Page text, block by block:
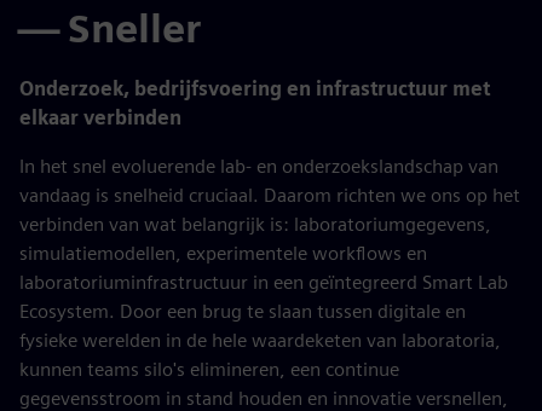
— Sneller
Onderzoek, bedrijfsvoering en infrastructuur met
elkaar verbinden
In het snel evoluerende lab- en onderzoekslandschap van
vandaag is snelheid cruciaal. Daarom richten we ons op het
verbinden van wat belangrijk is: laboratoriumgegevens,
simulatiemodellen, experimentele workflows en
laboratoriuminfrastructuur in een geïntegreerd Smart Lab
Ecosystem. Door een brug te slaan tussen digitale en
fysieke werelden in de hele waardeketen van laboratoria,
kunnen teams silo's elimineren, een continue
gegevensstroom in stand houden en innovatie versnellen,